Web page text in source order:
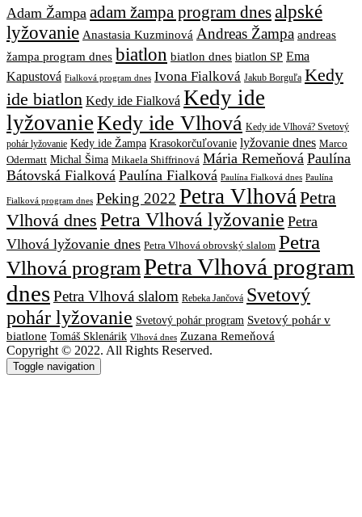
Adam Žampa adam žampa program dnesalpské
lyžovanie Anastasia Kuzminová Andreas Žampa andreas
žampa program dnes biatlon biatlon dnes biatlon SP Ema
Kapustová Fialková program dnes Ivona Fialková Jakub Borguľa Kedy
ide biatlon Kedy ide Fialková Kedy ide
lyžovanieKedy ide Vlhová Kedy ide Vlhová? Svetový
pohár lyžovanie Kedy ide Žampa Krasokorčuľovanie lyžovanie dnes Marco
Odermatt Michal Šima Mikaela Shiffrinová Mária Remeňová Paulína
Bátovská Fialková Paulína Fialková Paulína Fialková dnes Paulína
Fialková program dnes Peking 2022 Petra Vlhová Petra
Vlhová dnes Petra Vlhová lyžovanie Petra
Vlhová lyžovanie dnes Petra Vlhová obrovský slalom Petra
Vlhová programPetra Vlhová program
dnesPetra Vlhová slalom Rebeka Jančová Svetový
pohár lyžovanie Svetový pohár program Svetový pohár v
biatlone Tomáš Sklenárik Vlhová dnes Zuzana Remeňová
Copyright © 2022. All Rights Reserved.
Toggle navigation